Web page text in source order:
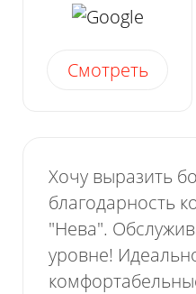
Смотреть
Хочу выразить
благодарность
"Нева".
уровне!